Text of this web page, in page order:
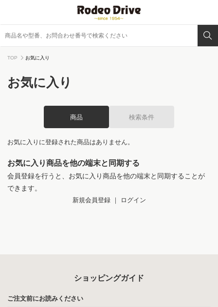
TOP お気に入り
お気に入り
商品 検索条件
お気に入りに登録された商品はありません。
お気に入り商品を他の端末と同期する
会員登録を行うと、お気に入り商品を他の端末と同期することが
できます。
新規会員登録｜ ログイン
ショッピングガイド
ご注文前にお読みください